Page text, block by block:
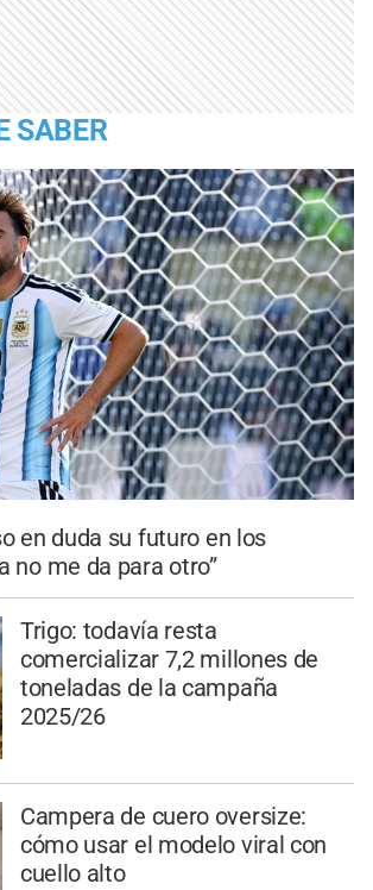
SABER
en duda su futuro en los
no me da para otro”
Trigo: todavía resta
comercializar 7,2 millones de
toneladas de la campaña
2025/26
Campera de cuero oversize:
cómo usar el modelo viral con
cuello alto